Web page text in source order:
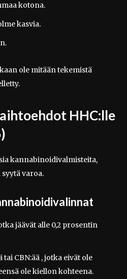
kotona.
kasvia.
ole mitään tekemistä
HHC:lle
kannabinoidivalmisteita,
varoa.
jäävät alle 0,2 prosentin
tai CBN:ää , jotka eivät ole
ole kiellon kohteena.